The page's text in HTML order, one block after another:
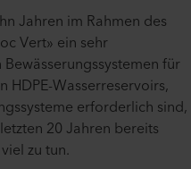
Jahren im Rahmen des
Vert» ein sehr
für
HDPE-Wasserreservoirs,
erforderlich sind,
20 Jahren bereits
zu tun.